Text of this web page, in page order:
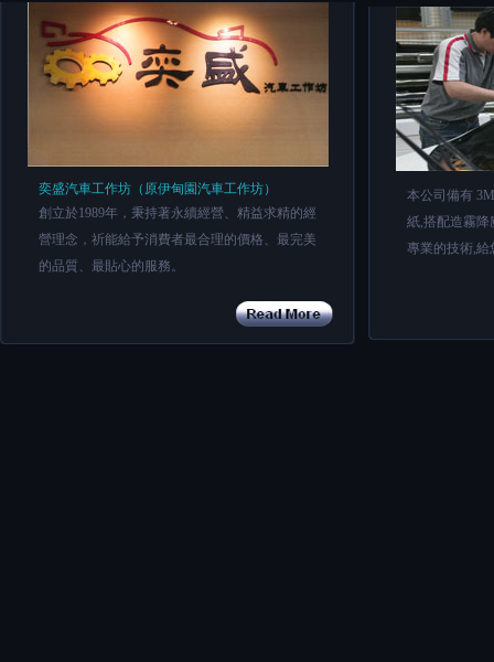
奕盛汽車工作坊（原伊甸園汽車工作坊）
創立於1989年，秉持著永續經營、精益求精的經
營理念，祈能給予消費者最合理的價格、最完美
的品質、最貼心的服務。
本公司備有
紙,搭配造霧降
專業的技術,給